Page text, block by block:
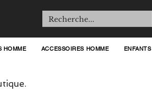
HOMME ACCESSOIRES HOMME ENFANTS